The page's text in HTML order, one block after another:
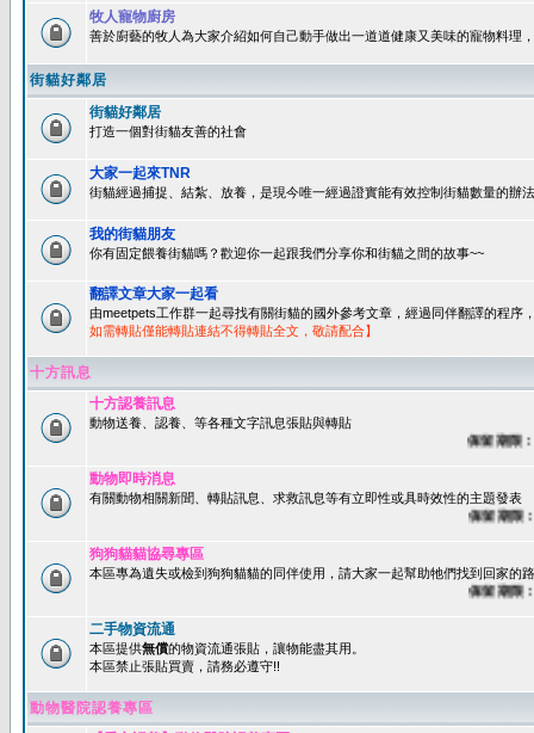
牧人寵物廚房
善於廚藝的牧人為大家介紹如何自己動手做出一道道健康又美味的寵物料理
街貓好鄰居
街貓好鄰居
打造一個對街貓友善的社會
大家一起來TNR
街貓經過捕捉、結紮、放養，是現今唯一經過證實能有效控制街貓數量的辦
我的街貓朋友
你有固定餵養街貓嗎？歡迎你一起跟我們分享你和街貓之間的故事~~
翻譯文章大家一起看
由meetpets工作群一起尋找有關街貓的國外參考文章，經過同伴翻譯的程序
如需轉貼僅能轉貼連結不得轉貼全文，敬請配合】
十方訊息
十方認養訊息
動物送養、認養、等各種文字訊息張貼與轉貼
保留期限：60
動物即時消息
有關動物相關新聞、轉貼訊息、求救訊息等有立即性或具時效性的主題發表
保留期限：45
狗狗貓貓協尋專區
本區專為遺失或檢到狗狗貓貓的同伴使用，請大家一起幫助牠們找到回家的
保留期限：60
二手物資流通
本區提供無償的物資流通張貼，讓物能盡其用。
本區禁止張貼買賣，請務必遵守!!
動物醫院認養專區